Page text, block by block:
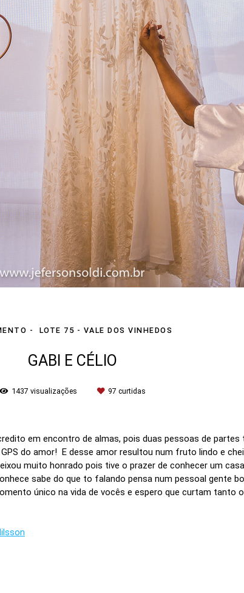
LOTE 75 - VALE DOS VINHEDOS
GABI E CÉLIO
1437 visualizações 97 curtidas
em encontro de almas, pois duas pessoas de
do amor! E desse amor resultou num fruto lindo e
muito honrado pois tive o prazer de conhecer um
sabe do que to falando pensa num pessoal gente
único na vida de vocês e espero que curtam tanto